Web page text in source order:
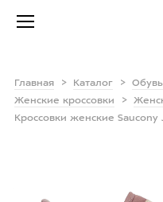
Главная Каталог Обувь
Женские кроссовки
Кроссовки женские